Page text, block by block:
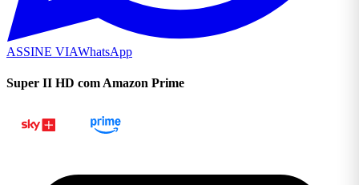
ASSINE VIAWhatsApp
Super II HD com Amazon Prime